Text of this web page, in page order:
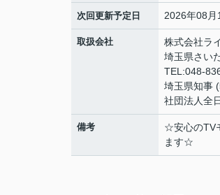
次回更新予定日 2026年08月
取扱会社
株式会社ラ
埼玉県さい
TEL:048-
埼玉県知事
社団法人全
備考
☆安心のTV
ます☆